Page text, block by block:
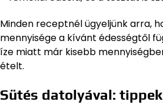
Minden receptnél ügyeljünk arra,
mennyisége a kívánt édességtől
íze miatt már kisebb
ételt.
Sütés datolyával: